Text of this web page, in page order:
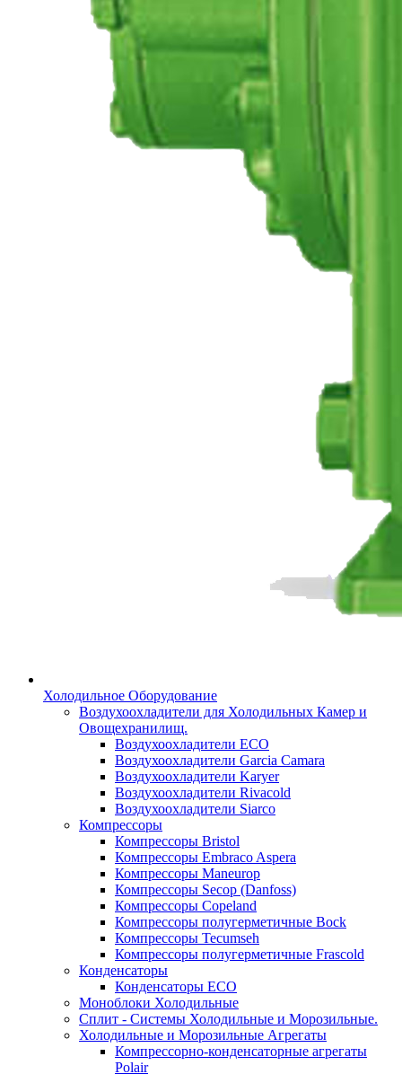
Холодильное Оборудование
Воздухоохладители для Холодильных Камер и
Овощехранилищ.
Воздухоохладители ECO
Воздухоохладители Garcia Camara
Воздухоохладители Karyer
Воздухоохладители Rivacold
Воздухоохладители Siarco
Компрессоры
Компрессоры Bristol
Компрессоры Embraco Aspera
Компрессоры Maneurop
Компрессоры Secop (Danfoss)
Компрессоры Copeland
Компрессоры полугерметичные Bock
Компрессоры Tecumseh
Компрессоры полугерметичные Frascold
Конденсаторы
Конденсаторы ECO
Моноблоки Холодильные
Сплит - Системы Холодильные и Морозильные.
Холодильные и Морозильные Агрегаты
Компрессорно-конденсаторные агрегаты
Polair